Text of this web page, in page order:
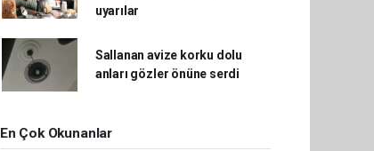
uyarılar
Sallanan avize korku dolu
anları gözler önüne serdi
En Çok Okunanlar